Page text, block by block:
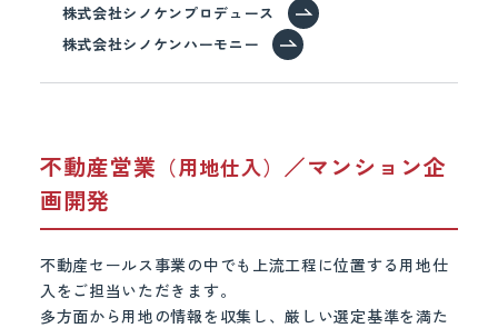
株式会社シノケンプロデュース
株式会社シノケンハーモニー
不動産営業 （用地仕入） ／マンション企
画開発
不動産セールス事業の中でも上流工程に位置する用地仕
入をご担当いただきます。
多方面から用地の情報を収集し、厳しい選定基準を満た